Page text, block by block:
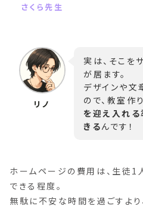
実は、そこを
が居ます。
デザインや文
ので、教室作
を迎え入れる
きるんです！
ホームページの費用は、生徒
できる程度。
無駄に不安な時間を過ごすより